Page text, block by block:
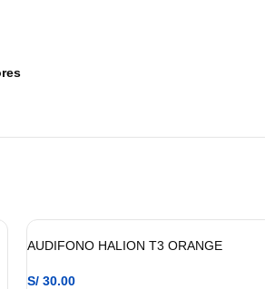
AUDIFONO HALION T3 ORANGE
S/ 30.00